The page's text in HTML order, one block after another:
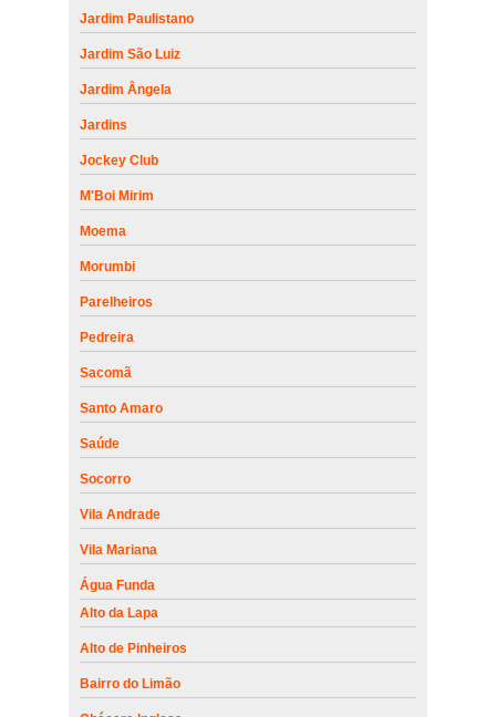
Jardim Paulistano
Jardim São Luiz
Jardim Ângela
Jardins
Jockey Club
M'Boi Mirim
Moema
Morumbi
Parelheiros
Pedreira
Sacomã
Santo Amaro
Saúde
Socorro
Vila Andrade
Vila Mariana
Água Funda
Alto da Lapa
Alto de Pinheiros
Bairro do Limão